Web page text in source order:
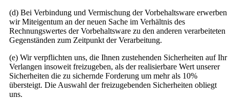
(d) Bei Verbindung und Vermischung der Vorbehaltsware erwerben
wir Miteigentum an der neuen Sache im Verhältnis des
Rechnungswertes der Vorbehaltsware zu den anderen verarbeiteten
Gegenständen zum Zeitpunkt der Verarbeitung.
(e) Wir verpflichten uns, die Ihnen zustehenden Sicherheiten auf Ihr
Verlangen insoweit freizugeben, als der realisierbare Wert unserer
Sicherheiten die zu sichernde Forderung um mehr als 10%
übersteigt. Die Auswahl der freizugebenden Sicherheiten obliegt
uns.